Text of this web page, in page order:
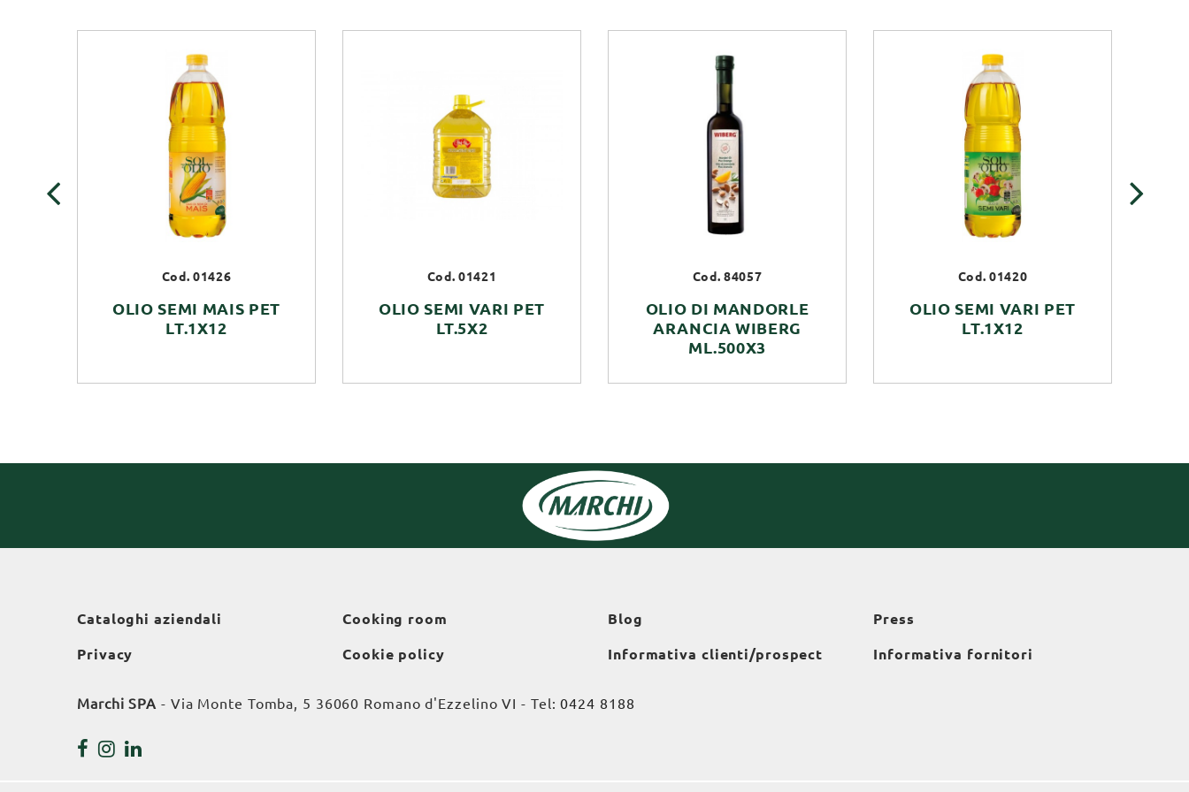
Cod. 01426
OLIO SEMI MAIS PET
LT.1X12
Cod. 01421
OLIO SEMI VARI PET
LT.5X2
Cod. 84057
OLIO DI MANDORLE
ARANCIA WIBERG
ML.500X3
Cod. 01420
OLIO SEMI VARI PET
LT.1X12
Cataloghi aziendali
Privacy
Cooking room
Cookie policy
Blog
Informativa clienti/prospect
Press
Informativa fornitori
Marchi SPA - Via Monte Tomba, 5 36060 Romano d'Ezzelino VI - Tel:0424 8188